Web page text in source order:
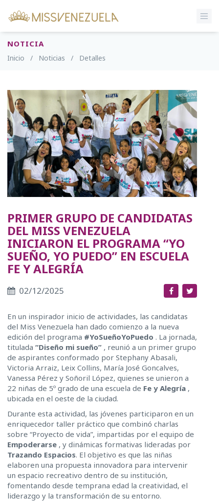
NOTICIA
Inicio / Noticias / Detalles
PRIMER GRUPO DE CANDIDATAS
DEL MISS VENEZUELA
INICIARON EL PROGRAMA “YO
SUEÑO, YO PUEDO” EN ESCUELA
FE Y ALEGRÍA
02/12/2025
En un inspirador inicio de actividades, las candidatas
del Miss Venezuela han dado comienzo a la nueva
edición del programa #YoSueñoYoPuedo . La jornada,
titulada “Diseño mi sueño” , reunió a un primer grupo
de aspirantes conformado por Stephany Abasali,
Victoria Arraiz, Leix Collins, María José Goncalves,
Vanessa Pérez y Soñoril López, quienes se unieron a
22 niñas de 5º grado de una escuela de Fe y Alegría ,
ubicada en el oeste de la ciudad.
Durante esta actividad, las jóvenes participaron en un
enriquecedor taller práctico que combinó charlas
sobre “Proyecto de vida”, impartidas por el equipo de
Empoderarse , y dinámicas formativas lideradas por
Trazando Espacios. El objetivo es que las niñas
elaboren una propuesta innovadora para intervenir
un espacio recreativo dentro de su institución,
fomentando desde temprana edad la creatividad, el
liderazgo y la transformación de su entorno.